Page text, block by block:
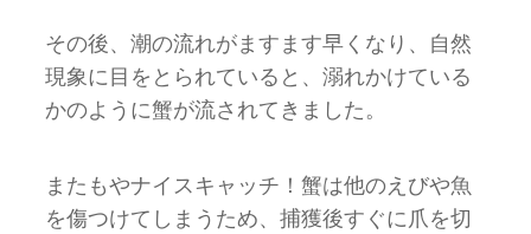
その後、潮の流れがますます早くなり、自然
現象に目をとられていると、溺れかけている
かのように蟹が流されてきました。
またもやナイスキャッチ！蟹は他のえびや魚
を傷つけてしまうため、捕獲後すぐに爪を切